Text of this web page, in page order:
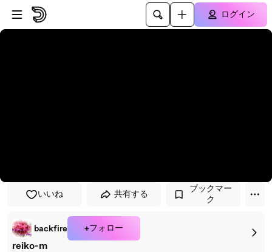
プレイヤーにスキップ
メインコンテンツにスキップ
ログイン
いいね 共有する
ブックマー
ク
backfire +フォロー
reiko-m